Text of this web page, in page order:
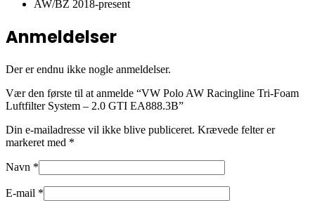
AW/BZ 2018-present
Anmeldelser
Der er endnu ikke nogle anmeldelser.
Vær den første til at anmelde “VW Polo AW Racingline Tri-Foam
Luftfilter System – 2.0 GTI EA888.3B”
Din e-mailadresse vil ikke blive publiceret. Krævede felter er
markeret med *
Navn *
E-mail *